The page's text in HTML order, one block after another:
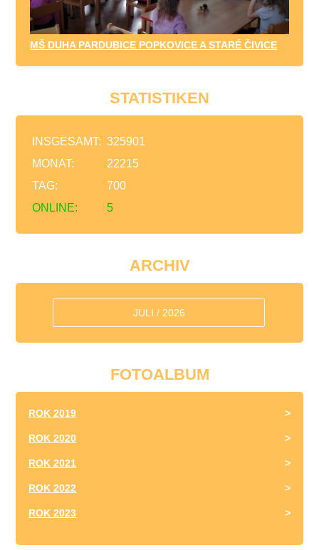
MŠ DUHA PARDUBICE POPKOVICE A STARÉ ČIVICE
STATISTIKEN
ONLINE: 5
INSGESAMT: 325901
MONAT:
22215
TAG:
700
ARCHIV
JULI / 2026
FOTOALBUM
ROK 2019
ROK 2020
ROK 2021
ROK 2022
ROK 2023